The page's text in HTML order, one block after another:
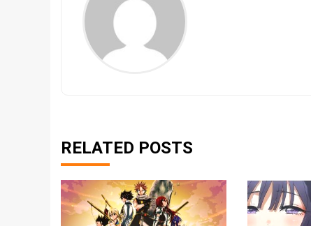
RELATED POSTS